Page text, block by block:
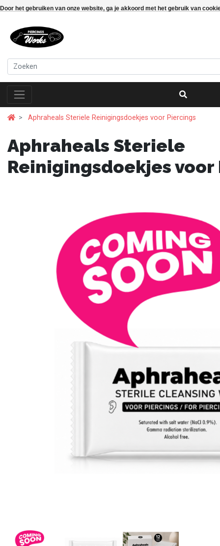
Door het gebruiken van onze website, ga je akkoord met het gebruik van
Aphraheals Steriele Reinigingsdoekjes voor Piercings
Aphraheals Steriele
Reinigingsdoekjes voor